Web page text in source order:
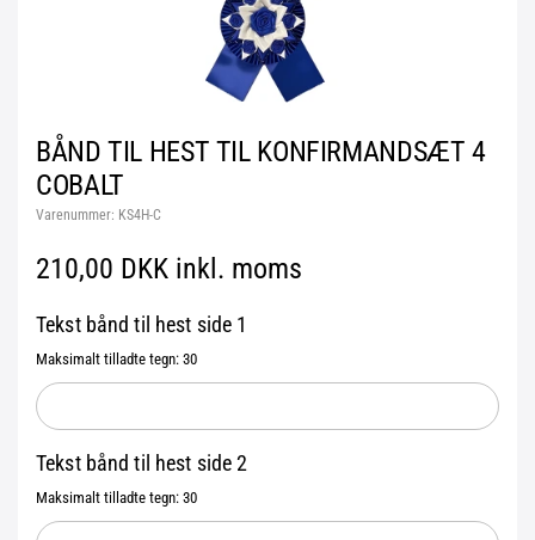
BÅND TIL HEST TIL KONFIRMANDSÆT 4
COBALT
Varenummer: KS4H-C
210,00 DKK inkl. moms
Tekst bånd til hest side 1
Maksimalt tilladte tegn: 30
Tekst bånd til hest side 2
Maksimalt tilladte tegn: 30